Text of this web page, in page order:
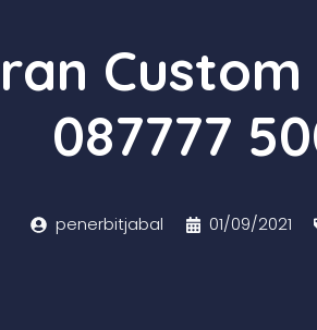
087777
penerbitjabal 01/09/2021